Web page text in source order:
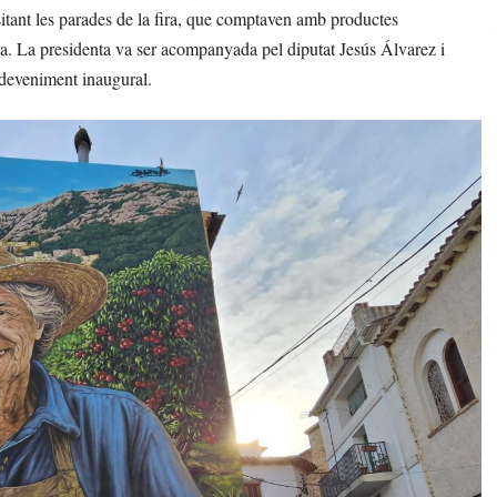
les parades de la fira, que comptaven amb productes
La presidenta va ser acompanyada pel diputat Jesús Álvarez i
inaugural.